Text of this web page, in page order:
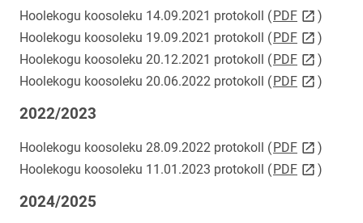
Hoolekogu koosoleku 14.09.2021 protokoll (PDFlink opens
)
Hoolekogu koosoleku 19.09.2021 protokoll (PDFlink opens
)
Hoolekogu koosoleku 20.12.2021 protokoll (PDFlink opens
)
Hoolekogu koosoleku 20.06.2022 protokoll (PDFlink opens
)
2022/2023
Hoolekogu koosoleku 28.09.2022 protokoll (PDFlink opens
)
Hoolekogu koosoleku 11.01.2023 protokoll (PDFlink opens
)
2024/2025